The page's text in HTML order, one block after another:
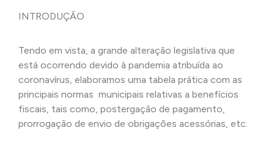
INTRODUÇÃO
Tendo em vista, a grande alteração legislativa que
está ocorrendo devido à pandemia atribuída ao
coronavírus, elaboramos uma tabela prática com as
principais normas municipais relativas a benefícios
fiscais, tais como, postergação de pagamento,
prorrogação de envio de obrigações acessórias, etc.